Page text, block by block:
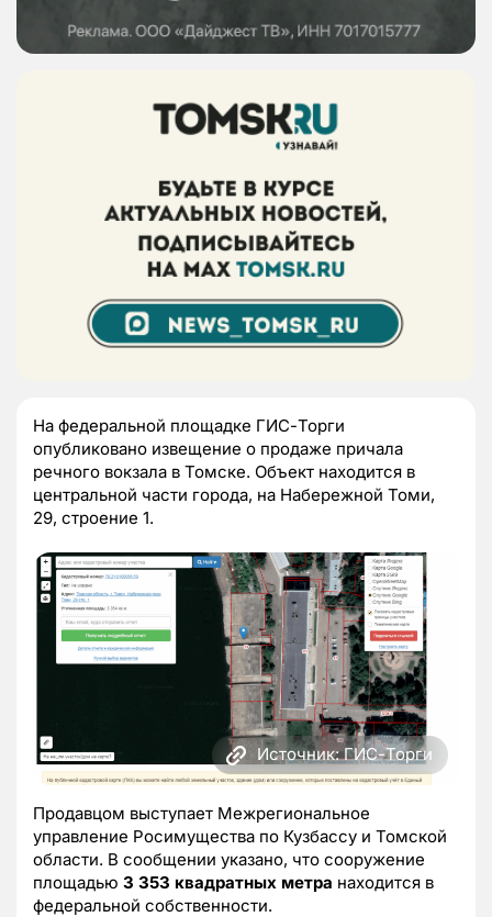
На федеральной площадке ГИС-Торги
опубликовано извещение о продаже причала
речного вокзала в Томске. Объект находится в
центральной части города, на Набережной Томи,
29, строение 1.
Источник: ГИС-Торги
Продавцом выступает Межрегиональное
управление Росимущества по Кузбассу и Томской
области. В сообщении указано, что сооружение
площадью 3 353 квадратных метра находится в
федеральной собственности.